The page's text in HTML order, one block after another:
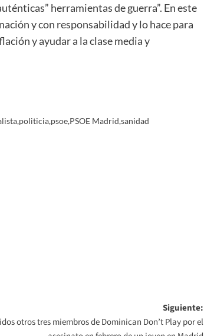
herramientas de guerra”. En este
y con responsabilidad y lo hace para
y ayudar a la clase media y
,politicia,psoe,PSOE Madrid,sanidad
Siguiente:
otros tres miembros de Dominican Don’t Play por el